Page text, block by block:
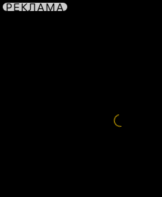
РЕКЛАМА